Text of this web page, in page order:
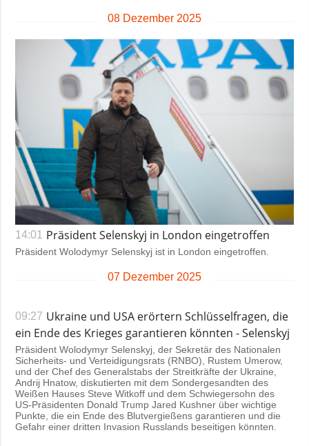
08 Dezember 2025
14:01 Präsident Selenskyj in London eingetroffen
Präsident Wolodymyr Selenskyj ist in London eingetroffen.
07 Dezember 2025
09:27 Ukraine und USA erörtern Schlüsselfragen, die
ein Ende des Krieges garantieren könnten - Selenskyj
Präsident Wolodymyr Selenskyj, der Sekretär des Nationalen
Sicherheits- und Verteidigungsrats (RNBO), Rustem Umerow,
und der Chef des Generalstabs der Streitkräfte der Ukraine,
Andrij Hnatow, diskutierten mit dem Sondergesandten des
Weißen Hauses Steve Witkoff und dem Schwiegersohn des
US-Präsidenten Donald Trump Jared Kushner über wichtige
Punkte, die ein Ende des Blutvergießens garantieren und die
Gefahr einer dritten Invasion Russlands beseitigen könnten.